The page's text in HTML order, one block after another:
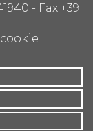
- Fax +39